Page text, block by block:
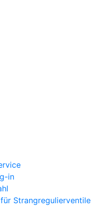
in
Strangregulierventile